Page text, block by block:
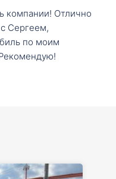
компании! Отлично
Сергеем,
по моим